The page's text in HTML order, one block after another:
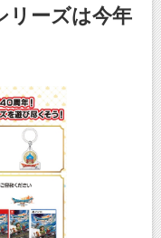
リーズは今年